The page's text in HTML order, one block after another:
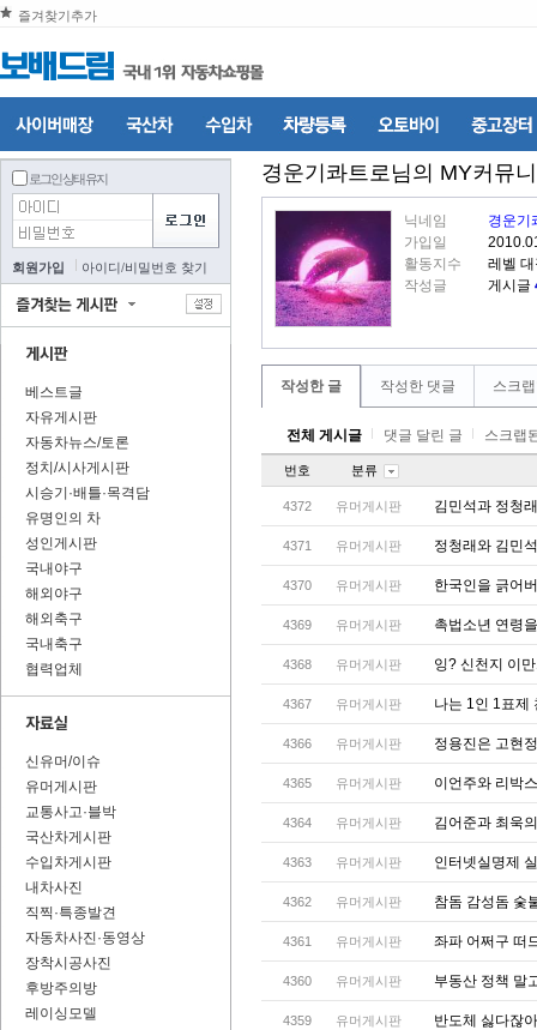
즐겨찾기추가
로그인 상태 유지
회원가입 아이디/비밀번호 찾기
베스트글
자유게시판
자동차뉴스/토론
정치/시사게시판
시승기·배틀·목격담
유명인의 차
성인게시판
국내야구
해외야구
해외축구
국내축구
협력업체
신유머/이슈
유머게시판
교통사고·블박
국산차게시판
수입차게시판
내차사진
직찍·특종발견
자동차사진·동영상
장착시공사진
후방주의방
레이싱모델
경운기콰트로님의 MY커뮤
닉네임
경운기
가입일
활동지수
레벨
작성글
게시글
작성한 글 작성한 댓글 스크
전체 게시글 댓글 달린 글 스크랩
번호 분류
4372 유머게시판 김민석과 정청
4371 유머게시판 정청래와 김민
4370 유머게시판 한국인을 긁어
4369 유머게시판 촉법소년 연령
4368 유머게시판 잉? 신천지 이
4367 유머게시판 나는 1인 1표제
4366 유머게시판 정용진은 고현
4365 유머게시판 이언주와 리박
4364 유머게시판 김어준과 최욱
4363 유머게시판 인터넷실명제
4362 유머게시판 참돔 감성돔 숯
4361 유머게시판 좌파 어쩌구 떠
4360 유머게시판 부동산 정책 말
4359 유머게시판 반도체 싫다잖